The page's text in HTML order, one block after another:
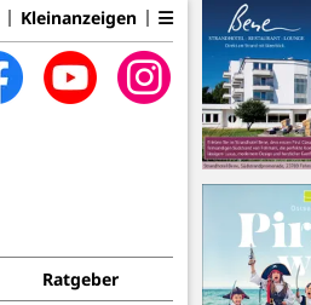
Kleinanzeigen
Ratgeber